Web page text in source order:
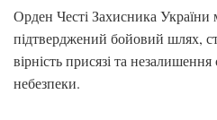
Орден Честі Захисника України
підтверджений бойовий шлях,
вірність присязі та
небезпеки.